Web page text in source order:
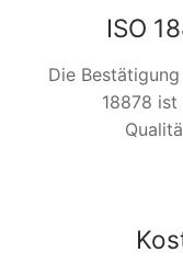
ISO
Die
18878